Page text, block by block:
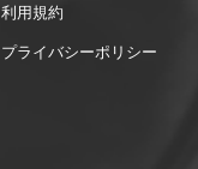
利用規約
プライバシーポリシー